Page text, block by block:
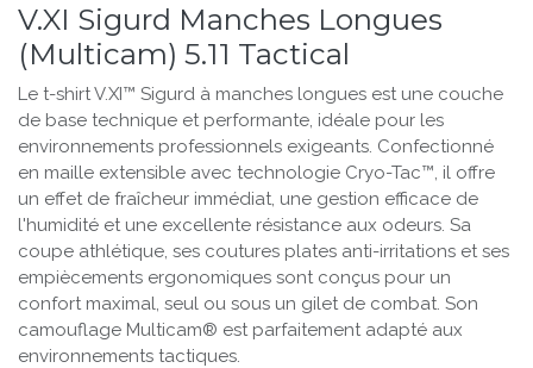
V.XI Sigurd Manches Longues
(Multicam) 5.11 Tactical
Le t-shirt V.XI™ Sigurd à manches longues est une couche
de base technique et performante, idéale pour les
environnements professionnels exigeants. Confectionné
en maille extensible avec technologie Cryo-Tac™, il offre
un effet de fraîcheur immédiat, une gestion efficace de
l'humidité et une excellente résistance aux odeurs. Sa
coupe athlétique, ses coutures plates anti-irritations et ses
empiècements ergonomiques sont conçus pour un
confort maximal, seul ou sous un gilet de combat. Son
camouflage Multicam® est parfaitement adapté aux
environnements tactiques.